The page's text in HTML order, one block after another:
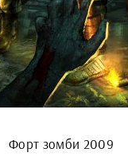
Форт зомби 2009